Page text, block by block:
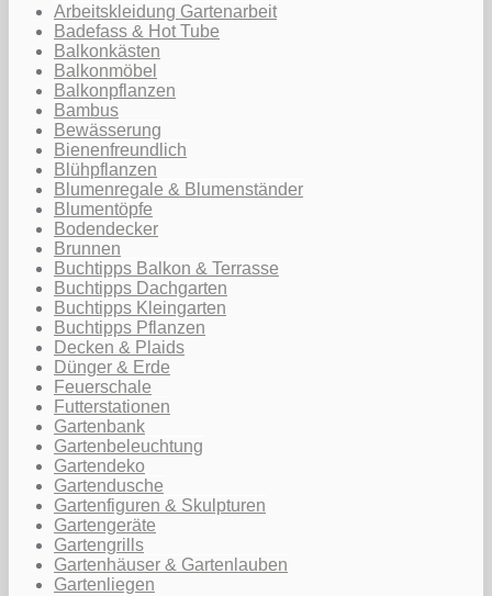
Arbeitskleidung Gartenarbeit
Badefass & Hot Tube
Balkonkästen
Balkonmöbel
Balkonpflanzen
Bambus
Bewässerung
Bienenfreundlich
Blühpflanzen
Blumenregale & Blumenständer
Blumentöpfe
Bodendecker
Brunnen
Buchtipps Balkon & Terrasse
Buchtipps Dachgarten
Buchtipps Kleingarten
Buchtipps Pflanzen
Decken & Plaids
Dünger & Erde
Feuerschale
Futterstationen
Gartenbank
Gartenbeleuchtung
Gartendeko
Gartendusche
Gartenfiguren & Skulpturen
Gartengeräte
Gartengrills
Gartenhäuser & Gartenlauben
Gartenliegen